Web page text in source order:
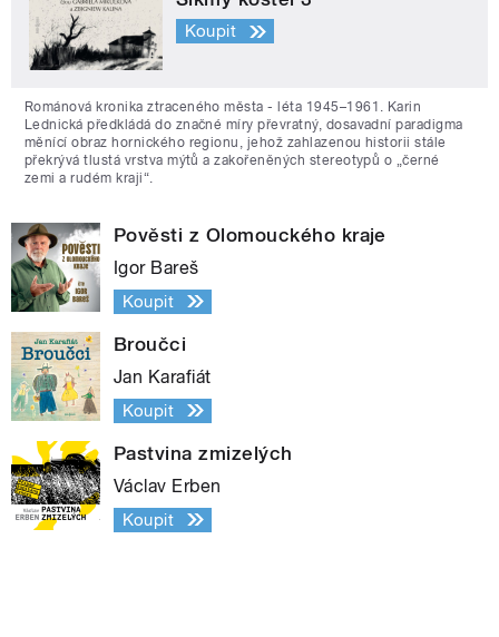
Koupit
Románová kronika ztraceného města - léta 1945–1961. Karin
Lednická předkládá do značné míry převratný, dosavadní paradigma
měnící obraz hornického regionu, jehož zahlazenou historii stále
překrývá tlustá vrstva mýtů a zakořeněných stereotypů o „černé
zemi a rudém kraji“.
Pověsti z Olomouckého kraje
Igor Bareš
Koupit
Broučci
Jan Karafiát
Koupit
Pastvina zmizelých
Václav Erben
Koupit